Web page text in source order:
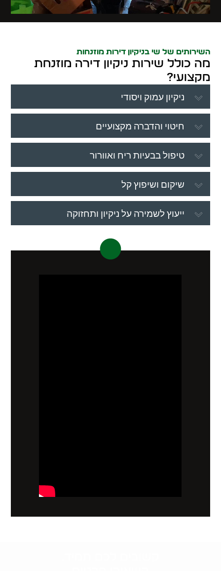
השירותים של שי בניקיון דירות מוזנחות
מה כולל שירות ניקיון דירה מוזנחת
מקצועי?
ניקיון עמוק ויסודי
חיטוי והדברה מקצועיים
טיפול בבעיות ריח ואוורור
שיקום ושיפוץ קל
ייעוץ לשמירה על ניקיון ותחזוקה